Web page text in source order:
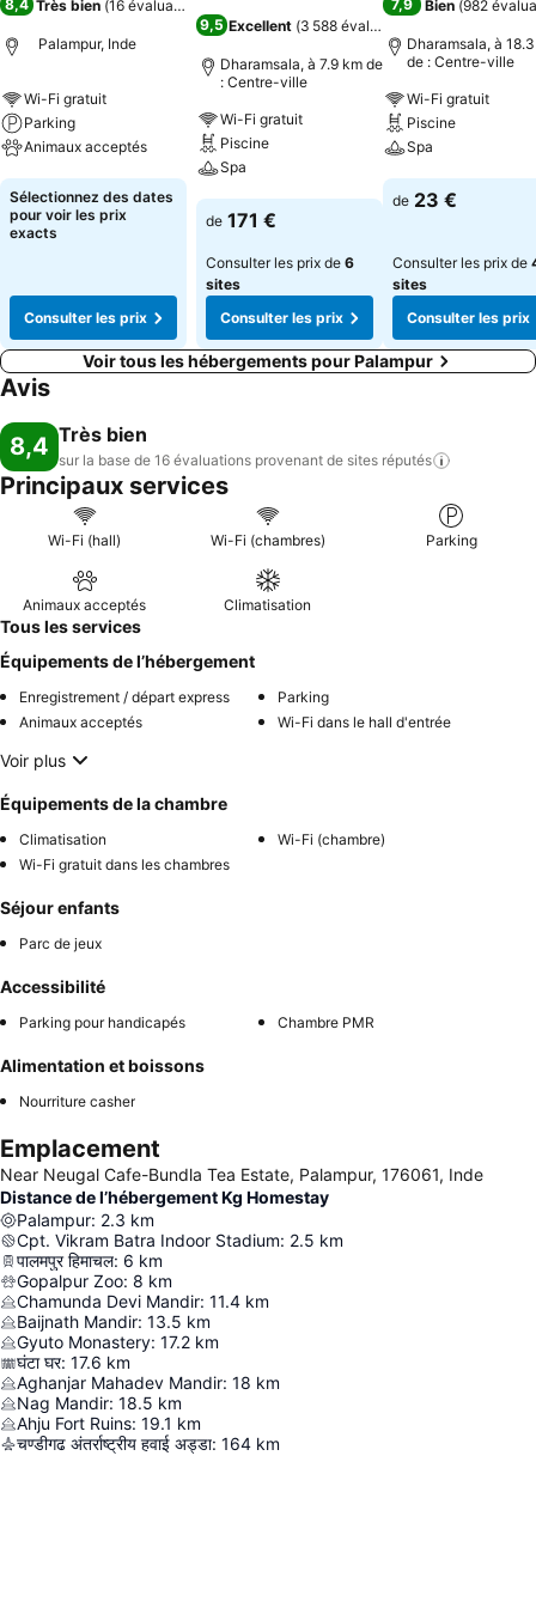
8,4 Très bien (16 évaluations
Palampur, Inde
Wi-Fi gratuit
Parking
Animaux acceptés
Consulter les prix
Sélectionnez des dates
pour voir les prix
exacts
Consulter les prix
9,5 Excellent (3 588 évaluations
Dharamsala, à 7.9 km de
: Centre-ville
Wi-Fi gratuit
Piscine
Spa
Consulter les prix
de 171 €
Consulter les prix de 6
sites
Consulter les prix
7,9 Bien (982
Dharamsala, à
de : Centre-ville
Wi-Fi gratuit
Piscine
Spa
Consulter les
de 23 €
Consulter les prix de
sites
Consulter les prix
Voir tous les hébergements pour Palampur
Avis
8,4 Très bien
sur la base de 16 évaluations provenant de sites réputés
Principaux services
Wi-Fi (hall) Wi-Fi (chambres) Parking
Animaux acceptés Climatisation
Tous les services
Équipements de l’hébergement
Enregistrement / départ express
Parking
Animaux acceptés
Wi-Fi dans le hall d'entrée
Voir plus
Équipements de la chambre
Climatisation
Wi-Fi (chambre)
Wi-Fi gratuit dans les chambres
Séjour enfants
Parc de jeux
Accessibilité
Parking pour handicapés Chambre PMR
Alimentation et boissons
Nourriture casher
Emplacement
Near Neugal Cafe-Bundla Tea Estate, Palampur, 176061, Inde
Distance de l’hébergement Kg Homestay
Palampur: 2.3 km
Cpt. Vikram Batra Indoor Stadium: 2.5 km
पालमपुर हिमाचल: 6 km
Gopalpur Zoo: 8 km
Chamunda Devi Mandir: 11.4 km
Baijnath Mandir: 13.5 km
Gyuto Monastery: 17.2 km
घंटा घर: 17.6 km
Aghanjar Mahadev Mandir: 18 km
Nag Mandir: 18.5 km
Ahju Fort Ruins: 19.1 km
चण्डीगढ अंतर्राष्ट्रीय हवाई अड्डा: 164 km